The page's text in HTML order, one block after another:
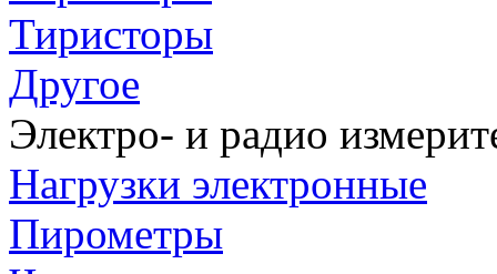
Тиристоры
Другое
Электро- и радио
Нагрузки электронные
Пирометры